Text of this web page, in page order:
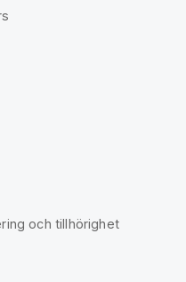
och tillhörighet